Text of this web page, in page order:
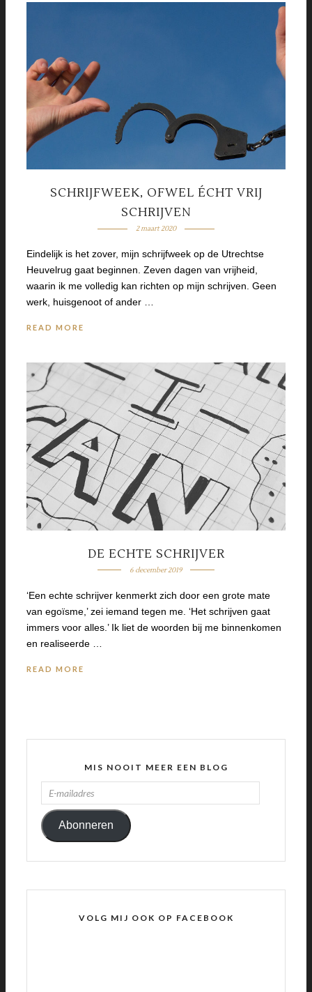
SCHRIJFWEEK, OFWEL ÉCHT VRIJ
SCHRIJVEN
2 maart 2020
Eindelijk is het zover, mijn schrijfweek op de Utrechtse
Heuvelrug gaat beginnen. Zeven dagen van vrijheid,
waarin ik me volledig kan richten op mijn schrijven. Geen
werk, huisgenoot of ander …
READ MORE
DE ECHTE SCHRIJVER
6 december 2019
‘Een echte schrijver kenmerkt zich door een grote mate
van egoïsme,’ zei iemand tegen me. ‘Het schrijven gaat
immers voor alles.’ Ik liet de woorden bij me binnenkomen
en realiseerde …
READ MORE
MIS NOOIT MEER EEN BLOG
MAILADRES
Abonneren
VOLG MIJ OOK OP FACEBOOK